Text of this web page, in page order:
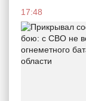
17:48